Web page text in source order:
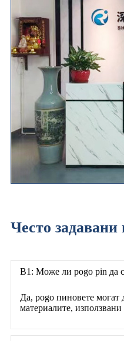
Често задавани
В1: Може ли pogo pin да
Да, pogo пиновете могат
материалите, използвани